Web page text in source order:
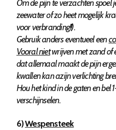
Om de pijn te verzachten spoel
zeewater of zo heet mogelijk
voor verbranding!!).
Gebruik anders eventueel een
Vooral nietwrijven met zand of
dat allemaal maakt de pijn
kwallen kan azijn verlichting
Hou het kind in de gaten en bel
verschijnselen.
6)Wespensteek